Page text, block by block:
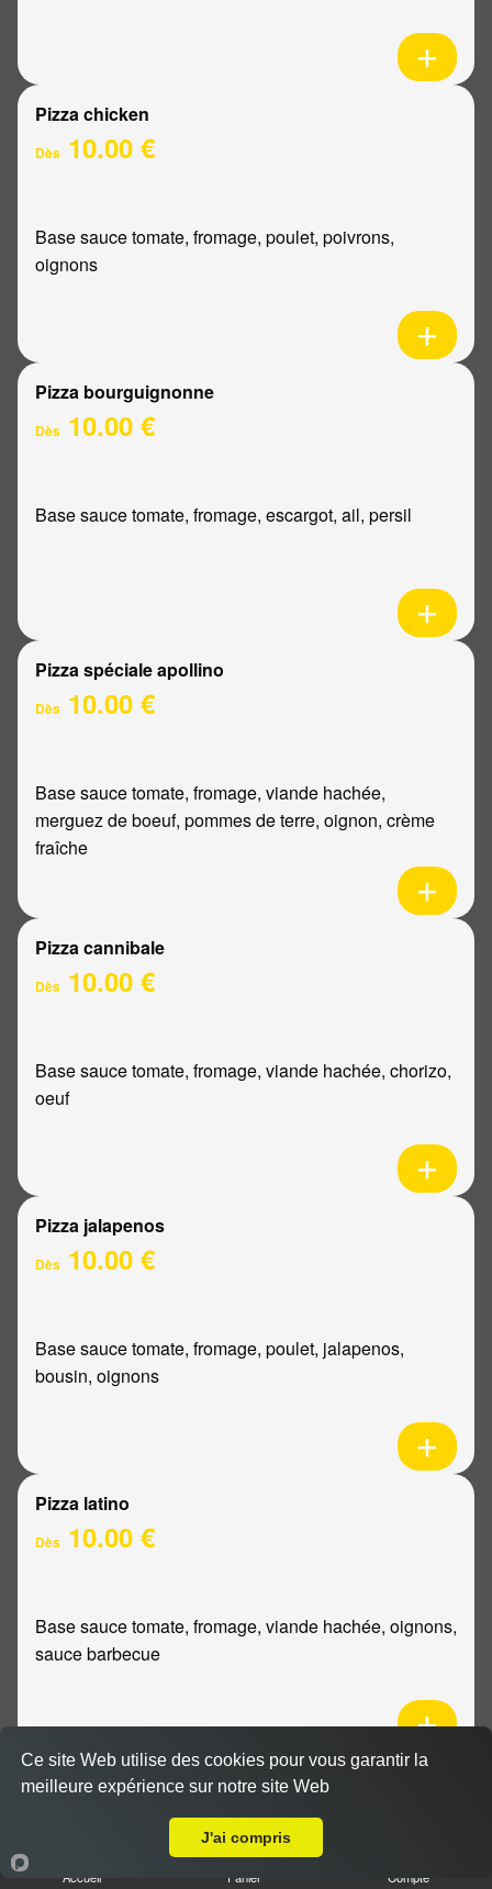
Pizza chicken
Dès 10.00 €
Base sauce tomate, fromage, poulet, poivrons,
oignons
Pizza bourguignonne
Dès 10.00 €
Base sauce tomate, fromage, escargot, ail, persil
Pizza spéciale apollino
Dès 10.00 €
Base sauce tomate, fromage, viande hachée,
merguez de boeuf, pommes de terre, oignon, crème
fraîche
Pizza cannibale
Dès 10.00 €
Base sauce tomate, fromage, viande hachée, chorizo,
oeuf
Pizza jalapenos
Dès 10.00 €
Base sauce tomate, fromage, poulet, jalapenos,
bousin, oignons
Pizza latino
Dès 10.00 €
Base sauce tomate, fromage, viande hachée, oignons,
sauce barbecue
Pizza mexicaine
Accueil Panier Compte
Ce site Web utilise des cookies pour vous garantir la
meilleure expérience sur notre site Web
J'ai compris